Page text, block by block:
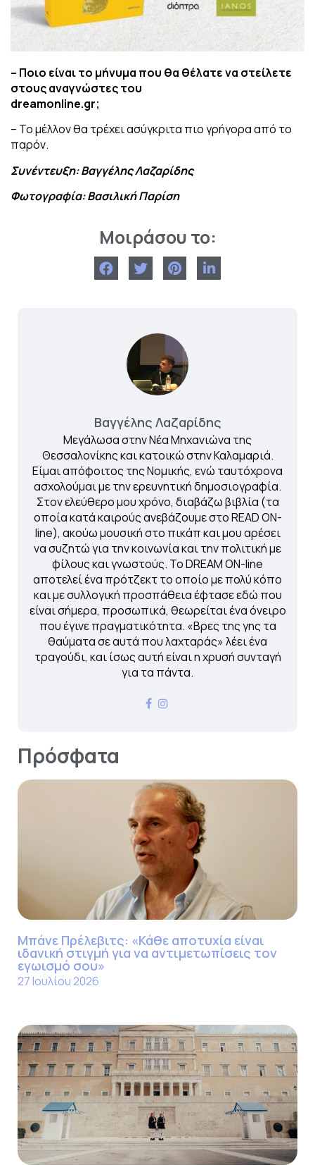
– Ποιο είναι το μήνυμα που θα θέλατε να στείλετε
στους αναγνώστες του
dreamonline.gr;
– Το μέλλον θα τρέχει ασύγκριτα πιο γρήγορα από το
παρόν.
Συνέντευξη: Βαγγέλης Λαζαρίδης
Φωτογραφία: Βασιλική Παρίση
Μοιράσου το:
Βαγγέλης Λαζαρίδης
Μεγάλωσα στην Νέα Μηχανιώνα της
Θεσσαλονίκης και κατοικώ στην Καλαμαριά.
Είμαι απόφοιτος της Νομικής, ενώ ταυτόχρονα
ασχολούμαι με την ερευνητική δημοσιογραφία.
Στον ελεύθερο μου χρόνο, διαβάζω βιβλία (τα
οποία κατά καιρούς ανεβάζουμε στο READ ON-
line), ακούω μουσική στο πικάπ και μου αρέσει
να συζητώ για την κοινωνία και την πολιτική με
φίλους και γνωστούς. Το DREAM ON-line
αποτελεί ένα πρότζεκτ το οποίο με πολύ κόπο
και με συλλογική προσπάθεια έφτασε εδώ που
είναι σήμερα, προσωπικά, θεωρείται ένα όνειρο
που έγινε πραγματικότητα. «Βρες της γης τα
θαύματα σε αυτά που λαχταράς» λέει ένα
τραγούδι, και ίσως αυτή είναι η χρυσή συνταγή
για τα πάντα.
Πρόσφατα
Μπάνε Πρέλεβιτς: «Κάθε αποτυχία είναι
ιδανική στιγμή για να αντιμετωπίσεις τον
εγωισμό σου»
27 Ιουλίου 2026